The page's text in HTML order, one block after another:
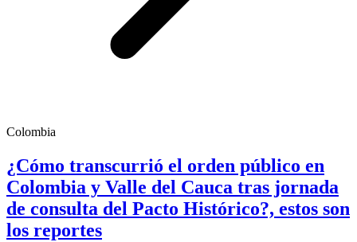
Colombia
¿Cómo transcurrió el orden público en
Colombia y Valle del Cauca tras jornada
de consulta del Pacto Histórico?, estos son
los reportes